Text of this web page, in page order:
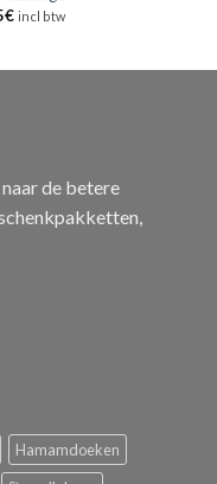
€ incl btw
de betere
Hamamdoeken